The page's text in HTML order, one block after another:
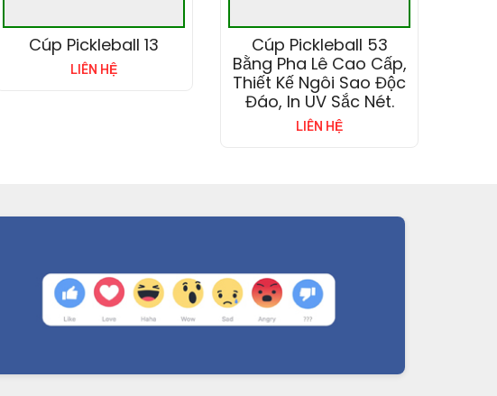
Cúp Pickleball 13
LIÊN HỆ
Cúp Pickleball 53
Bằng Pha Lê Cao Cấp,
Thiết Kế Ngôi Sao Độc
Đáo, In UV Sắc Nét.
LIÊN HỆ